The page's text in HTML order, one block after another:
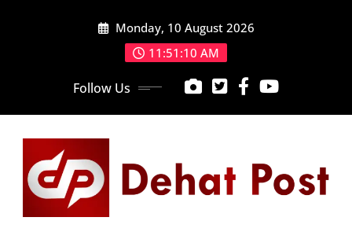
Monday, 10 August 2026
11:51:12 AM
Follow Us